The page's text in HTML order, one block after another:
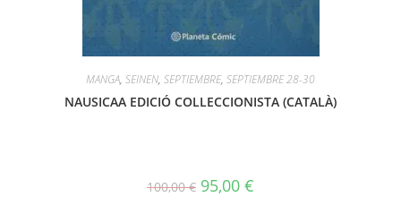
MANGA, SEINEN, SEPTIEMBRE, SEPTIEMBRE 28-30
NAUSICAA EDICIÓ COLLECCIONISTA (CATALÀ)
100,00€ 95,00 €